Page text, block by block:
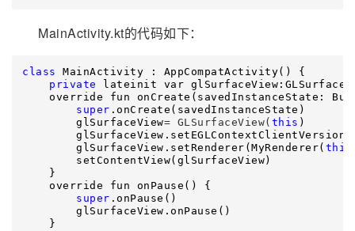
MainActivity.kt的代码如下：
class
MainActivity : AppCompatActivity() {
private
lateinit var
override fun onCreate(savedInstanceState:
super .onCreate(savedInstanceState)
        glSurfaceView
= GLSurfaceView( this )
        glSurfaceView.setEGLContextClientVersion(
        glSurfaceView.setRenderer(MyRenderer(
this
        setContentView(glSurfaceView)
    }
    override fun onPause() {
super .onPause()
        glSurfaceView.onPause()
    }